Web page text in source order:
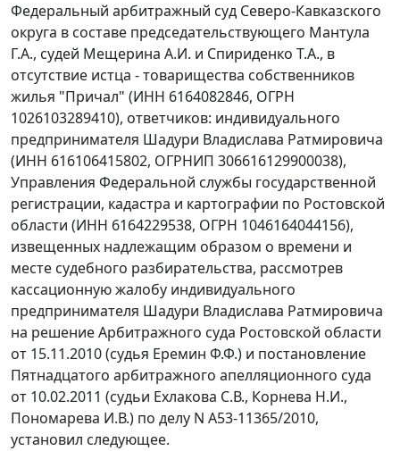
Федеральный арбитражный суд Северо-Кавказского
округа в составе председательствующего Мантула
Г.А., судей Мещерина А.И. и Спириденко Т.А., в
отсутствие истца - товарищества собственников
жилья "Причал" (ИНН 6164082846, ОГРН
1026103289410), ответчиков: индивидуального
предпринимателя Шадури Владислава Ратмировича
(ИНН 616106415802, ОГРНИП 306616129900038),
Управления Федеральной службы государственной
регистрации, кадастра и картографии по Ростовской
области (ИНН 6164229538, ОГРН 1046164044156),
извещенных надлежащим образом о времени и
месте судебного разбирательства, рассмотрев
кассационную жалобу индивидуального
предпринимателя Шадури Владислава Ратмировича
на решение Арбитражного суда Ростовской области
от 15.11.2010 (судья Еремин Ф.Ф.) и постановление
Пятнадцатого арбитражного апелляционного суда
от 10.02.2011 (судьи Ехлакова С.В., Корнева Н.И.,
Пономарева И.В.) по делу N А53-11365/2010,
установил следующее.